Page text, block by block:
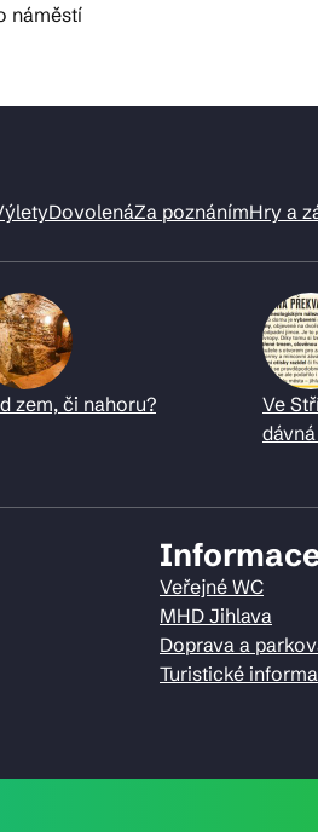
náměstí
DovolenáZa poznánímHry a
zem, či nahoru?
Ve
Veřejné WC
MHD Jihlava
Doprava a
Turistické